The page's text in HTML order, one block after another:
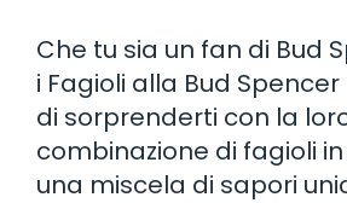
Che tu sia un fan di Bud
i Fagioli alla Bud
di sorprenderti con la
combinazione di fagioli
una miscela di sapori